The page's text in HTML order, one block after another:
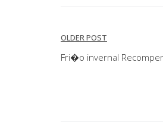
Post
navigation
OLDER POST
Fri�o invernal